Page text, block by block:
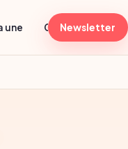
une Généraliste
Newsletter